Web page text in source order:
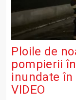
Ploile de
pompierii
inundate
VIDEO